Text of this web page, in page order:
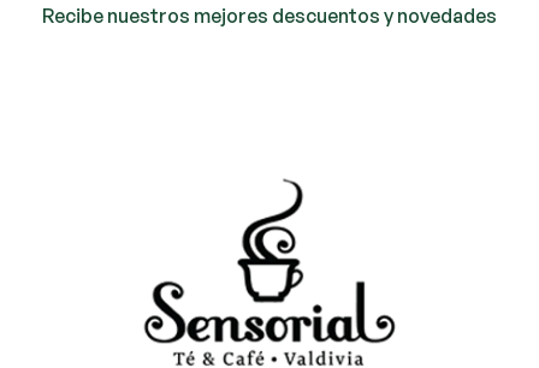
Recibe nuestros mejores descuentos y novedades